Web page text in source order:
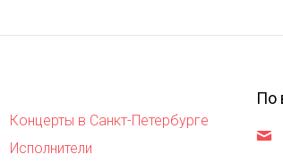
Концерты в Санкт-Петербурге
Исполнители
По